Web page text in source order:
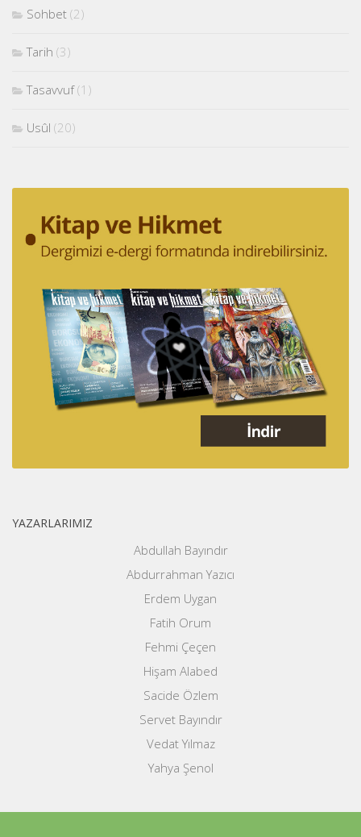
Sohbet (2)
Tarih (3)
Tasavvuf(1)
Usûl (20)
YAZARLARIMIZ
Abdullah Bayındır
Abdurrahman Yazıcı
Erdem Uygan
Fatih Orum
Fehmi Çeçen
Hişam Alabed
Sacide Özlem
Servet Bayındır
Vedat Yılmaz
Yahya Şenol